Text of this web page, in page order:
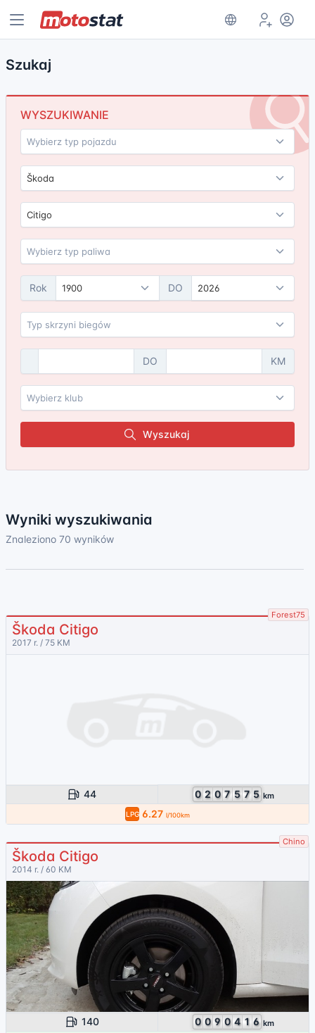
Szukaj
WYSZUKIWANIE
Škoda
Citigo
Rok 1900 DO 2026
DO KM
Wyszukaj
Wyniki wyszukiwania
Znaleziono 70 wyników
Forest75
Škoda Citigo
2017 r. / 75 KM
44 0 2 0 7 5 7 5 km
LPG 6.27 l/100km
Chino
Škoda Citigo
2014 r. / 60 KM
140 0 0 9 0 4 1 6 km